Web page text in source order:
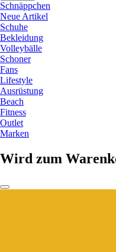
Schnäppchen
Neue Artikel
Schuhe
Bekleidung
Volleybälle
Schoner
Fans
Lifestyle
Ausrüstung
Beach
Fitness
Outlet
Marken
Wird zum